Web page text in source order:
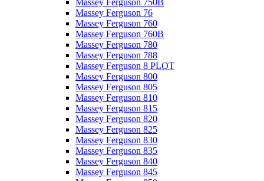
Massey Ferguson 750B
Massey Ferguson 76
Massey Ferguson 760
Massey Ferguson 760B
Massey Ferguson 780
Massey Ferguson 788
Massey Ferguson 8 PLOT
Massey Ferguson 800
Massey Ferguson 805
Massey Ferguson 810
Massey Ferguson 815
Massey Ferguson 820
Massey Ferguson 825
Massey Ferguson 830
Massey Ferguson 835
Massey Ferguson 840
Massey Ferguson 845